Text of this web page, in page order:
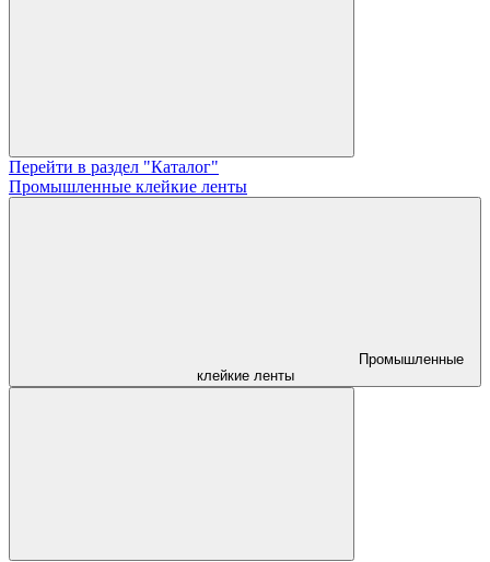
Перейти в раздел "Каталог"
Промышленные клейкие ленты
Промышленные
клейкие ленты